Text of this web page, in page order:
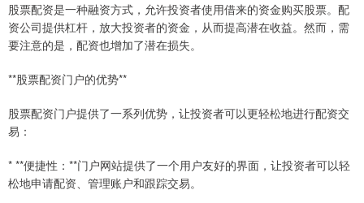
股票配资是一种融资方式，允许投资者使用借来的资金购买股票。配
资公司提供杠杆，放大投资者的资金，从而提高潜在收益。然而，需
要注意的是，配资也增加了潜在损失。
**股票配资门户的优势**
股票配资门户提供了一系列优势，让投资者可以更轻松地进行配资交
易：
* **便捷性：**门户网站提供了一个用户友好的界面，让投资者可以轻
松地申请配资、管理账户和跟踪交易。